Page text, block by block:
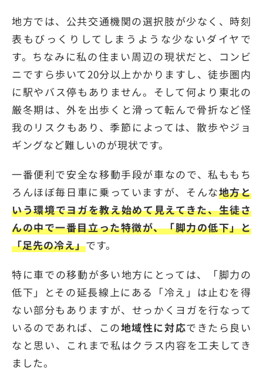
地方では、公共交通機関の選択肢が少なく、時刻
表もびっくりしてしまうような少ないダイヤで
す。ちなみに私の住まい周辺の現状だと、コンビ
ニですら歩いて20分以上かかりますし、徒歩圏内
に駅やバス停もありません。そして何より東北の
厳冬期は、外を出歩くと滑って転んで骨折など怪
我のリスクもあり、季節によっては、散歩やジョ
ギングなど難しいのが現状です。
一番便利で安全な移動手段が車なので、私ももち
ろんほぼ毎日車に乗っていますが、そんな地方と
いう環境でヨガを教え始めて見えてきた、生徒さ
んの中で一番目立った特徴が、「脚力の低下」と
「足先の冷え」です。
特に車での移動が多い地方にとっては、「脚力の
低下」とその延長線上にある「冷え」は止むを得
ない部分もありますが、せっかくヨガを行なって
いるのであれば、この地域性に対応できたら良い
なと思い、これまで私はクラス内容を工夫してき
ました。